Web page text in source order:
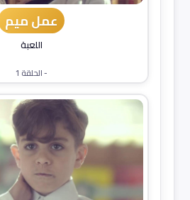
عمل ميم
اللعبة
- الحلقة 1